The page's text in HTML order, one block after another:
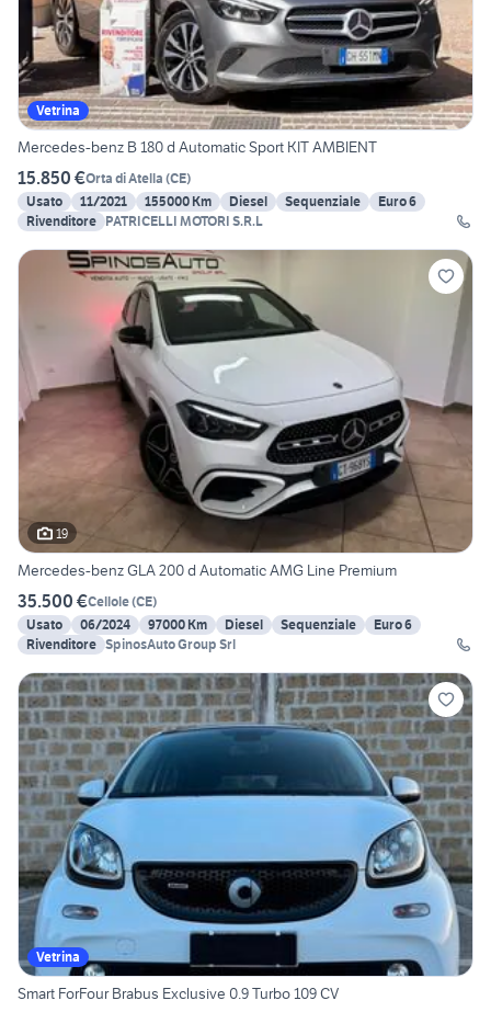
Vetrina
Mercedes-benz B 180 d Automatic Sport KIT AMBIENT
15.850 €Orta di Atella (CE)
Usato
11/2021 155000 Km Diesel Sequenziale
Euro 6
Rivenditore PATRICELLI MOTORI S.R.L
19
Mercedes-benz GLA 200 d Automatic AMG Line Premium
35.500 €Cellole(CE)
Usato
06/2024 97000 Km Diesel Sequenziale
Euro 6
Rivenditore SpinosAuto Group Srl
Vetrina
Smart ForFour Brabus Exclusive 0.9 Turbo 109 CV